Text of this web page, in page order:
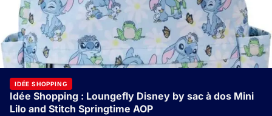
IDÉE SHOPPING
Idée Shopping : Loungefly Disney by sac à dos Mini
Lilo and Stitch Springtime AOP